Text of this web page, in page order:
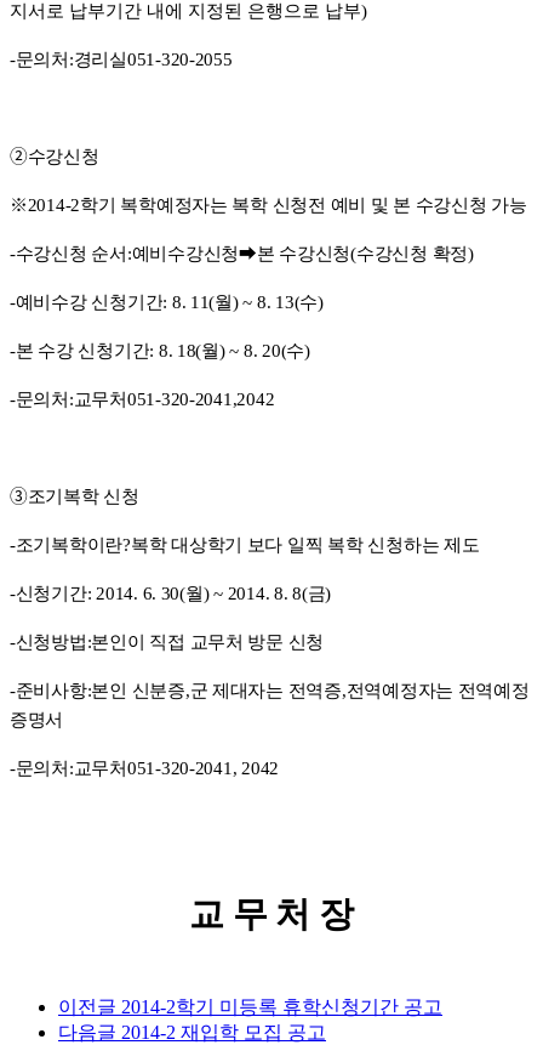
지서로 납부기간 내에 지정된 은행으로 납부)
-문의처 :경리실051-320-2055
➁수강신청
※2014-2학기 복학예정자는 복학 신청전 예비 및 본 수강신청 가능
-수강신청 순서 :예비수강신청➡본 수강신청(수강신청 확정)
-예비수강 신청기간: 8. 11(월) ~ 8. 13(수)
-본 수강 신청기간: 8. 18(월) ~ 8. 20(수)
-문의처 :교무처051-320-2041,2042
➂조기복학 신청
-조기복학이란?복학 대상학기 보다 일찍 복학 신청하는 제도
-신청기간: 2014. 6. 30(월) ~ 2014. 8. 8(금)
-신청방법:본인이 직접 교무처 방문 신청
-준비사항:본인 신분증,군 제대자는 전역증,전역예정자는 전역예정
증명서
-문의처 :교무처051-320-2041, 2042
교 무 처 장
이전글 2014-2학기 미등록 휴학신청기간 공고
다음글 2014-2 재입학 모집 공고